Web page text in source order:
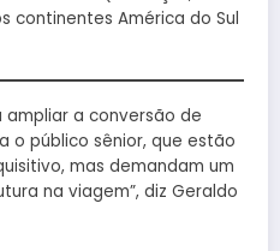
continentes América do Sul
ampliar a conversão de
o público sênior, que estão
mas demandam um
na viagem”, diz Geraldo